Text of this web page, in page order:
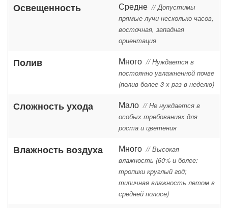
Освещенность Средне // Допустимы
прямые лучи несколько часов,
восточная, западная
ориентация
Полив Много // Нуждается в
постоянно увлажненной почве
(полив более 3-х раз в неделю)
Сложность ухода Мало // Не нуждается в
особых требованиях для
роста и цветения
Влажность воздуха Много // Высокая
влажность (60% и более:
тропики круглый год;
типичная влажность летом в
средней полосе)